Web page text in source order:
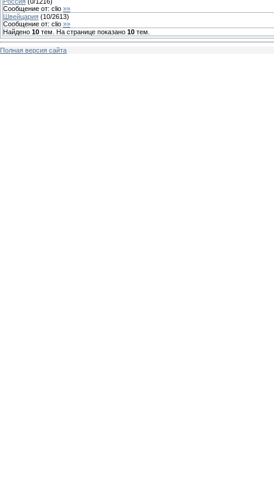
Сообщение от: clio »»
Швейцария (10/2613)
Сообщение от: clio »»
Найдено 10 тем. На странице показано 10 тем.
Полная версия сайта